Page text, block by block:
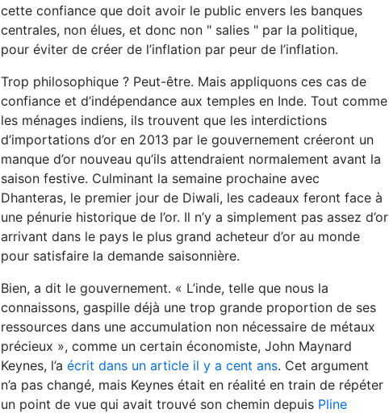
cette confiance que doit avoir le public envers les banques
centrales, non élues, et donc non " salies " par la politique,
pour éviter de créer de l’inflation par peur de l’inflation.
Trop philosophique ? Peut-être. Mais appliquons ces cas de
confiance et d’indépendance aux temples en Inde. Tout comme
les ménages indiens, ils trouvent que les interdictions
d’importations d’or en 2013 par le gouvernement créeront un
manque d’or nouveau qu’ils attendraient normalement avant la
saison festive. Culminant la semaine prochaine avec
Dhanteras, le premier jour de Diwali, les cadeaux feront face à
une pénurie historique de l’or. Il n’y a simplement pas assez d’or
arrivant dans le pays le plus grand acheteur d’or au monde
pour satisfaire la demande saisonnière.
Bien, a dit le gouvernement. « L’inde, telle que nous la
connaissons, gaspille déjà une trop grande proportion de ses
ressources dans une accumulation non nécessaire de métaux
précieux », comme un certain économiste, John Maynard
Keynes, l’a écrit dans un article il y a cent ans. Cet argument
n’a pas changé, mais Keynes était en réalité en train de répéter
un point de vue qui avait trouvé son chemin depuis Pline